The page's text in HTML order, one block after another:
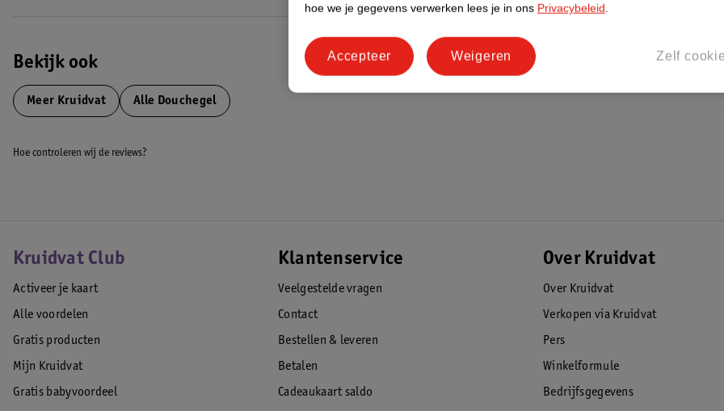
Bekijk ook
Meer Kruidvat Alle Douchegel
Hoe controleren wij de reviews?
Kruidvat Club
Activeer je kaart
Alle voordelen
Gratis producten
Mijn Kruidvat
Gratis babyvoordeel
Klantenservice
Veelgestelde vragen
Contact
Bestellen & leveren
Betalen
Cadeaukaart saldo
Over Kruidvat
Over Kruidvat
Verkopen via Kruidvat
Pers
Winkelformule
Bedrijfsgegevens
hoe we je gegevens verwerken lees je in ons Privacybeleid.
Zelf
Weigeren
Accepteer